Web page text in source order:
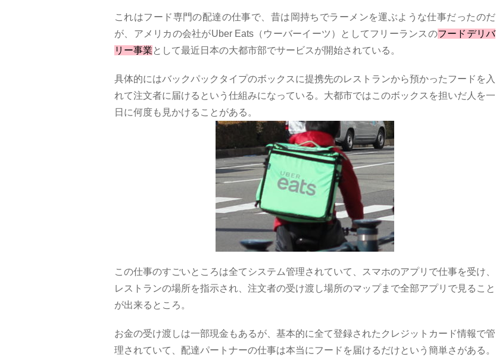
これはフード専門の配達の仕事で、昔は岡持ちでラーメンを運ぶような仕事だったのだ
が、アメリカの会社がUber Eats（ウーバーイーツ）としてフリーランスのフードデリバ
リー事業 として最近日本の大都市部でサービスが開始されている。
具体的にはバックパックタイプのボックスに提携先のレストランから預かったフードを入
れて注文者に届けるという仕組みになっている。大都市ではこのボックスを担いだ人を一
日に何度も見かけることがある。
この仕事のすごいところは全てシステム管理されていて、スマホのアプリで仕事を受け、
レストランの場所を指示され、注文者の受け渡し場所のマップまで全部アプリで見ること
が出来るところ。
お金の受け渡しは一部現金もあるが、基本的に全て登録されたクレジットカード情報で管
理されていて、配達パートナーの仕事は本当にフードを届けるだけという簡単さがある。